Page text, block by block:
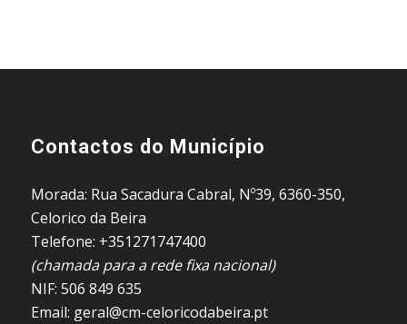
Contactos do Município
Morada: Rua Sacadura Cabral, Nº39, 6360-350,
Celorico da Beira
Telefone: +351271747400
(chamada para a rede fixa nacional)
NIF: 506 849 635
Email: geral@cm-celoricodabeira.pt